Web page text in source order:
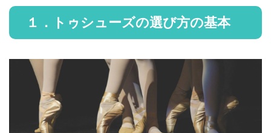
１．トゥシューズの選び方の基本